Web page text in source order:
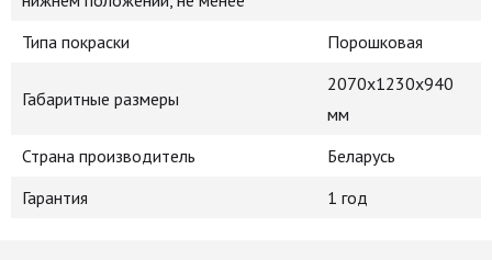
Типа покраски Порошковая
Габаритные размеры
2070x1230x940
мм
Страна производитель
Беларусь
Гарантия
1 год